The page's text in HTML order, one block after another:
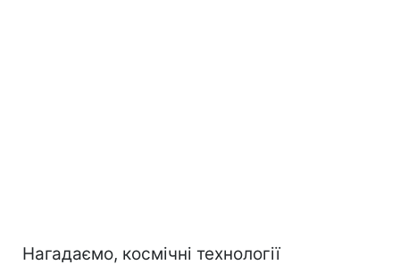
Нагадаємо, космічні технології